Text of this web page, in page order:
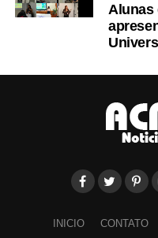
PARABÉNS! Você já pode
Leia Mais: Veja
Alunas
INICIO CONTATO